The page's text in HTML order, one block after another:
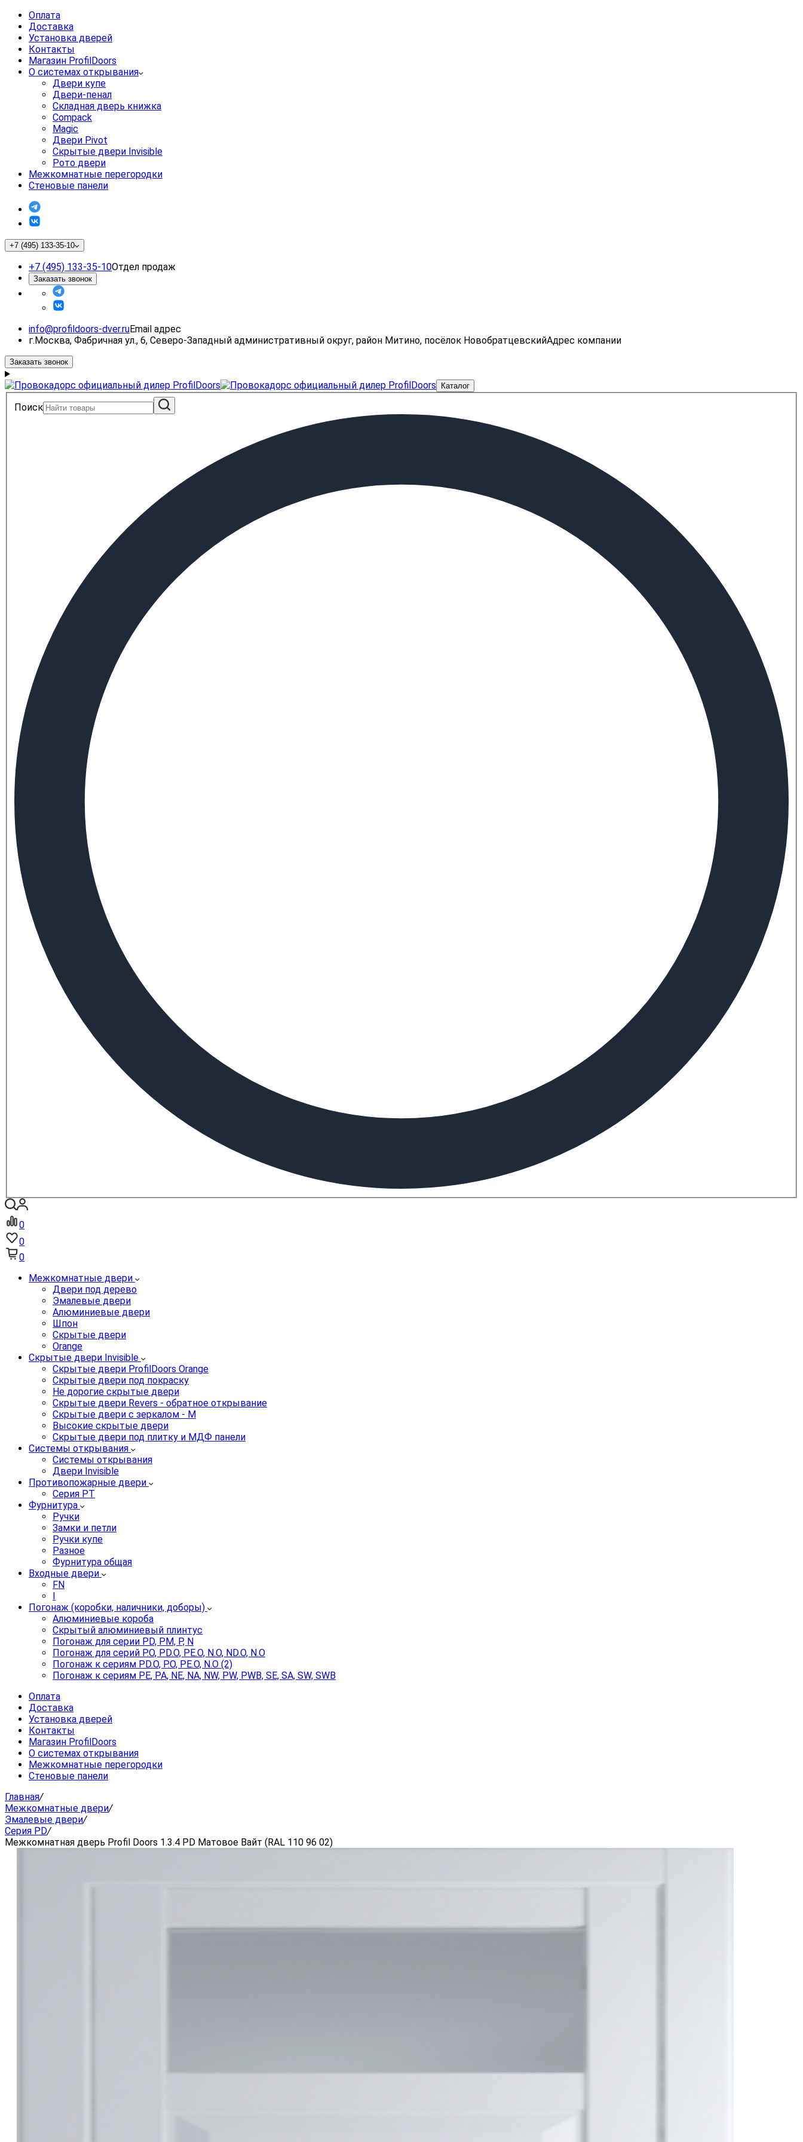
Оплата
Доставка
Установка дверей
Контакты
Магазин ProfilDoors
О системах открывания
Двери купе
Двери-пенал
Складная дверь книжка
Compack
Magic
Двери Pivot
Скрытые двери Invisible
Рото двери
Межкомнатные перегородки
Стеновые панели
+7 (495) 133-35-10
+7 (495) 133-35-10Отдел продаж
Заказать звонок
info@profildoors-dver.ruEmail адрес
г.Москва, Фабричная ул., 6, Северо-Западный административный округ, район Митино, посёлок НовобратцевскийАдрес компании
Заказать звонок
Каталог
Поиск
0
0
0
Межкомнатные двери
Двери под дерево
Эмалевые двери
Алюминиевые двери
Шпон
Скрытые двери
Orange
Скрытые двери Invisible
Скрытые двери ProfilDoors Orange
Скрытые двери под покраску
Не дорогие скрытые двери
Скрытые двери Revers - обратное открывание
Скрытые двери с зеркалом - M
Высокие скрытые двери
Скрытые двери под плитку и МДФ панели
Системы открывания
Системы открывания
Двери Invisible
Противопожарные двери
Серия PT
Фурнитура
Ручки
Замки и петли
Ручки купе
Разное
Фурнитура общая
Входные двери
FN
I
Погонаж (коробки, наличники, доборы)
Алюминиевые короба
Скрытый алюминиевый плинтус
Погонаж для серии PD, PM, P, N
Погонаж для серий P.O, PD.O, PE.O, N.O, ND.O, N.O
Погонаж к сериям PD.O, P.O, PE.O, N.O (2)
Погонаж к сериям PE, PA, NE, NA, NW, PW, PWB, SE, SA, SW, SWB
Оплата
Доставка
Установка дверей
Контакты
Магазин ProfilDoors
О системах открывания
Межкомнатные перегородки
Стеновые панели
Главная/
Межкомнатные двери/
Эмалевые двери/
Серия PD/
Межкомнатная дверь Profil Doors 1.3.4 PD Матовое Вайт (RAL 110 96 02)